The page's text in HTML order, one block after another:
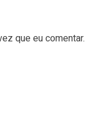
que eu comentar.